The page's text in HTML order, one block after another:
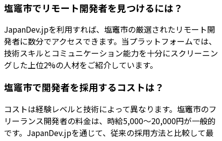
塩竈市でリモート開発者を見つけるには？
JapanDev.jpを利用すれば、塩竈市の厳選されたリモート開
発者に数分でアクセスできます。当プラットフォームでは、
技術スキルとコミュニケーション能力を十分にスクリーニン
グした上位2%の人材をご紹介しています。
塩竈市で開発者を採用するコストは？
コストは経験レベルと技術によって異なります。塩竈市のフ
リーランス開発者の料金は、時給5,000〜20,000円が一般的
です。JapanDev.jpを通じて、従来の採用方法と比較して最